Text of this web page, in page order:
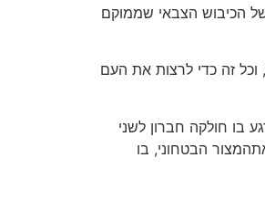
של הכיבוש הצבאי שממוקם
וכל זה כדי לרצות את העם
בו חולקה חברון לשני
הם התחילו לבנות אתהמצור הבטחוני, בו